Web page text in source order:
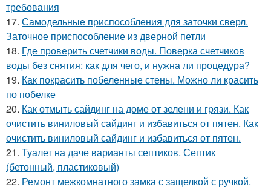
требования
17. Самодельные приспособления для заточки сверл.
Заточное приспособление из дверной петли
18. Где проверить счетчики воды. Поверка счетчиков
воды без снятия: как для чего, и нужна ли процедура?
19. Как покрасить побеленные стены. Можно ли красить
по побелке
20. Как отмыть сайдинг на доме от зелени и грязи. Как
очистить виниловый сайдинг и избавиться от пятен. Как
очистить виниловый сайдинг и избавиться от пятен.
21. Туалет на даче варианты септиков. Септик
(бетонный, пластиковый)
22. Ремонт межкомнатного замка с защелкой с ручкой.